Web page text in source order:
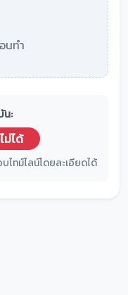
นทำ
น:
ม่ได้
ทม์ไลน์โดยละเอียดได้